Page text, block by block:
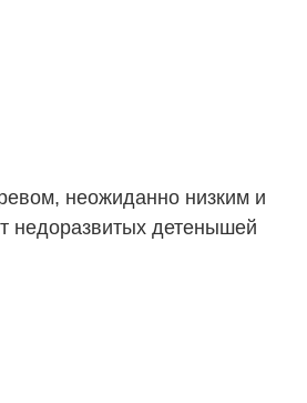
неожиданно низким и
недоразвитых детенышей